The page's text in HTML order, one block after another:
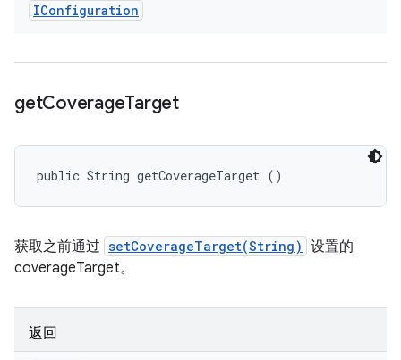
IConfiguration
getCoverageTarget
public String getCoverageTarget ()
获取之前通过 setCoverageTarget(String) 设置的
coverageTarget。
返回